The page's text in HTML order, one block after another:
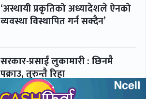
‘अस्थायी प्रकृतिको अध्यादेशले ऐनको
व्यवस्था विस्थापित गर्न सक्दैन’
सरकार-प्रसाईं लुकामारी : छिनमै
पक्राउ, तुरुन्तै रिहा